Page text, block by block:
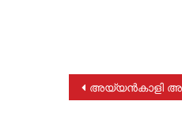
Post
അയ്യൻകാളി അനീതിക്കെതിരെ പടനയിച്ച മഹാൻ: